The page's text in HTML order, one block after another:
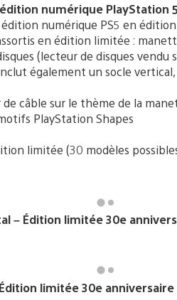
numérique PlayStation
numérique PS5 en
en édition limitée :
(lecteur de disques vendu
également un socle
câble sur le thème de la
PlayStation Shapes
limitée (30 modèles
– Édition limitée 30e
limitée 30e